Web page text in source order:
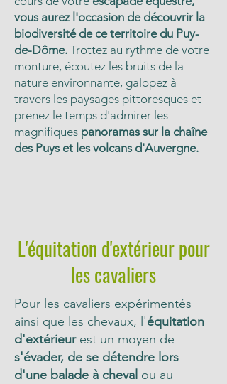
vous aurez l'occasion de découvrir la
biodiversité de ce territoire du Puy-
de-Dôme. Trottez au rythme de votre
monture, écoutez les bruits de la
nature environnante, galopez à
travers les paysages pittoresques et
prenez le temps d'admirer les
magnifiques panoramas sur la chaîne
des Puys et les volcans d'Auvergne.
L'équitation d'extérieur pour
les cavaliers
Pour les cavaliers expérimentés
ainsi que les chevaux, l'équitation
d'extérieurest un moyen de
s'évader, de se détendre lors
d'une balade à cheval ou au